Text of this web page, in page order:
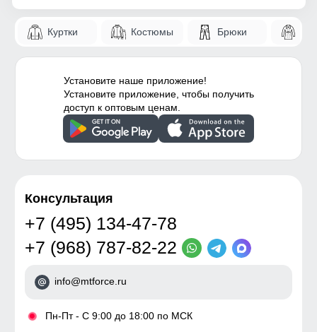
Куртки Костюмы Брюки
Установите наше приложение!
Установите приложение, чтобы получить
доступ к оптовым ценам.
Консультация
+7 (495) 134-47-78
+7 (968) 787-82-22
info@mtforce.ru
• Пн-Пт - С 9:00 до 18:00 по МСК